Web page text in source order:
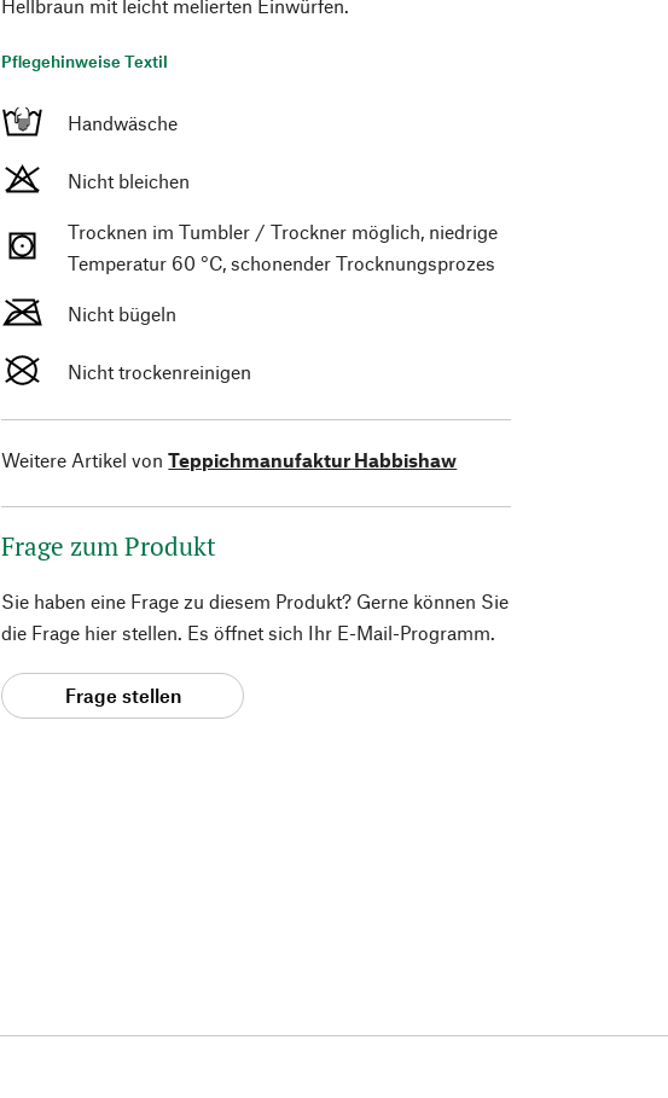
Hellbraun mit leicht melierten Einwürfen.
Pflegehinweise Textil
Handwäsche
Nicht bleichen
Trocknen im Tumbler / Trockner möglich, niedrige
Temperatur 60 °C, schonender Trocknungsprozes
Nicht bügeln
Nicht trockenreinigen
Weitere Artikel von Teppichmanufaktur Habbishaw
Frage zum Produkt
Sie haben eine Frage zu diesem Produkt? Gerne können Sie
die Frage hier stellen. Es öffnet sich Ihr E-Mail-Programm.
Frage stellen